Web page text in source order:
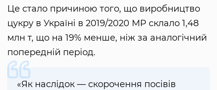
Це стало причиною того, що виробництво
цукру в Україні в 2019/2020 МР склало 1,48
млн т, що на 19% менше, ніж за аналогічний
попередній період.
«Як наслідок — скорочення посівів